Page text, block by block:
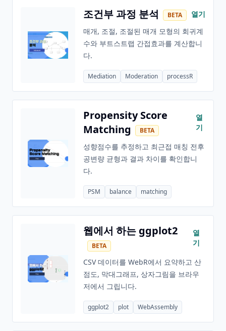
조건부 과정 분석 BETA
열기
매개, 조절, 조절된 매개 모형의 회귀계
수와 부트스트랩 간접효과를 계산합니
다.
Mediation Moderation processR
Propensity Score
Matching
BETA
열
기
성향점수를 추정하고 최근접 매칭 전후
공변량 균형과 결과 차이를 확인합니
다.
PSM balance matching
웹에서 하는 ggplot2
BETA
열
기
CSV 데이터를 WebR에서 요약하고 산
점도, 막대그래프, 상자그림을 브라우
저에서 그립니다.
ggplot2 plot WebAssembly